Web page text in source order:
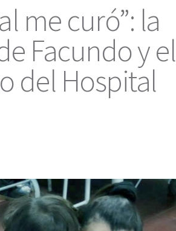
me curó”: la
Facundo y el
del Hospital